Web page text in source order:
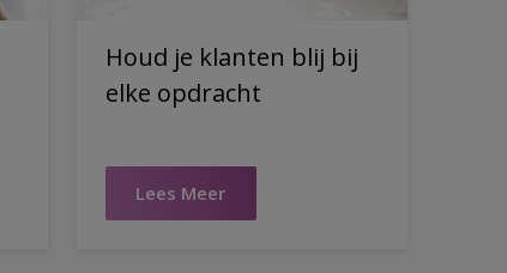
Houd je klanten blij bij
elke opdracht
Lees Meer